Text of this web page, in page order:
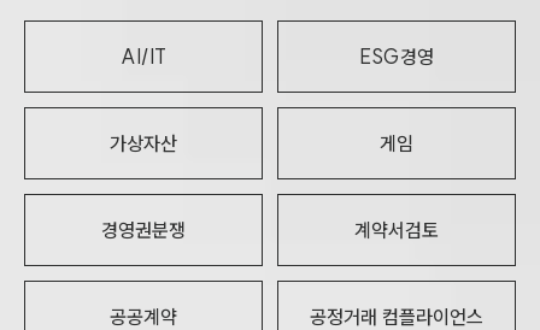
AI/IT ESG경영
가상자산 게임
경영권분쟁 계약서검토
공공계약 공정거래 컴플라이언스